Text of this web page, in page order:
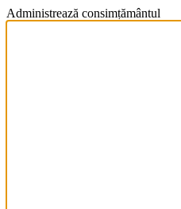
Administrează consimțământul